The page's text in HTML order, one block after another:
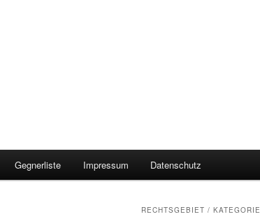
Gegnerliste Impressum Datenschutz
RECHTSGEBIET / KATEGORIE